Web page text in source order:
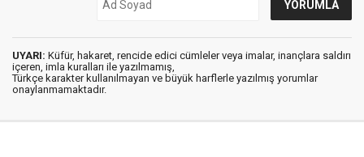
UYARI: Küfür, hakaret, rencide edici cümleler veya imalar, inançlara saldırı
içeren, imla kuralları ile yazılmamış,
Türkçe karakter kullanılmayan ve büyük harflerle yazılmış yorumlar
onaylanmamaktadır.